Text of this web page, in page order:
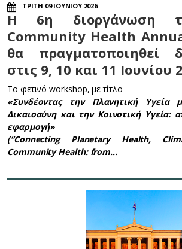
ΤΡΙΤΗ 09 ΙΟΥΝΙΟΥ 2026
Η 6η διοργάνωση
Community Health
θα πραγματοποιηθεί
στις 9, 10 και 11 Ιουνίου
Το φετινό workshop, με τίτλο
«Συνδέοντας την Πλανητική Υγεία
Δικαιοσύνη και την Κοινοτική Υγεία:
εφαρμογή»
(“Connecting Planetary Health,
Community Health: from…